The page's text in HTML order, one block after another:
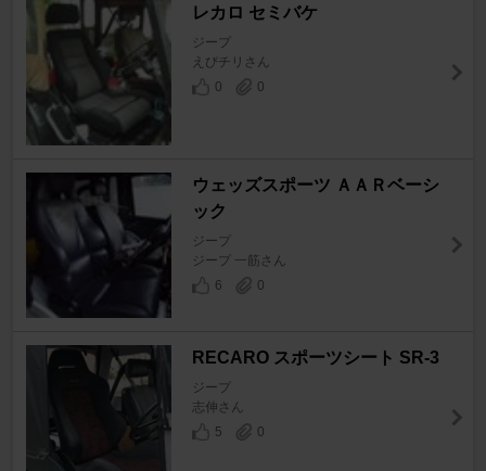
レカロ セミバケ
ジープ
えびチリさん
0
0
ウェッズスポーツ ＡＡＲベーシ
ック
ジープ
ジープ 一筋さん
6
0
RECARO スポーツシート SR-3
ジープ
志伸さん
5
0